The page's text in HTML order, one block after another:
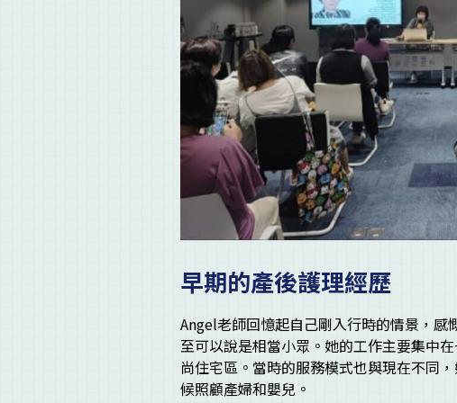
早期的產後護理經歷
Angel老師回憶起自己剛入行時的情景，
至可以說是相當小眾。她的工作主要集中
尚住宅區。當時的服務模式也與現在不同
候照顧產婦和嬰兒。